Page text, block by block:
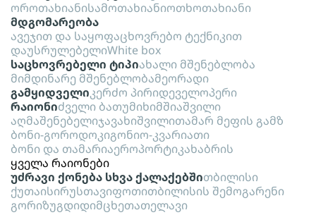
ოროთახიანისამოთახიანიოთხოთახიანი
მდგომარეობა
ავეჯით და საყოფაცხოვრებო ტექნიკით
დაუსრულებელიWhite box
საცხოვრებელი ტიპიახალი მშენებლობა
მიმდინარე მშენებლობამეორადი
გამყიდველიკერძო პირიდეველოპერი
რაიონიძველი ბათუმიხიმშიაშვილი
აღმაშენებელიჯავახიშვილითამარ მეფის გამზ
ბონი-გოროდოკიგონიო-კვარიათი
ბონი და თამარიაეროპორტიკახაბრის
ყველა რაიონები
უძრავი ქონება სხვა ქალაქებშითბილისი
ქუთაისირუსთავიფოთითბილისის შემოგარენი
გორიზუგდიდიმცხეთათელავი